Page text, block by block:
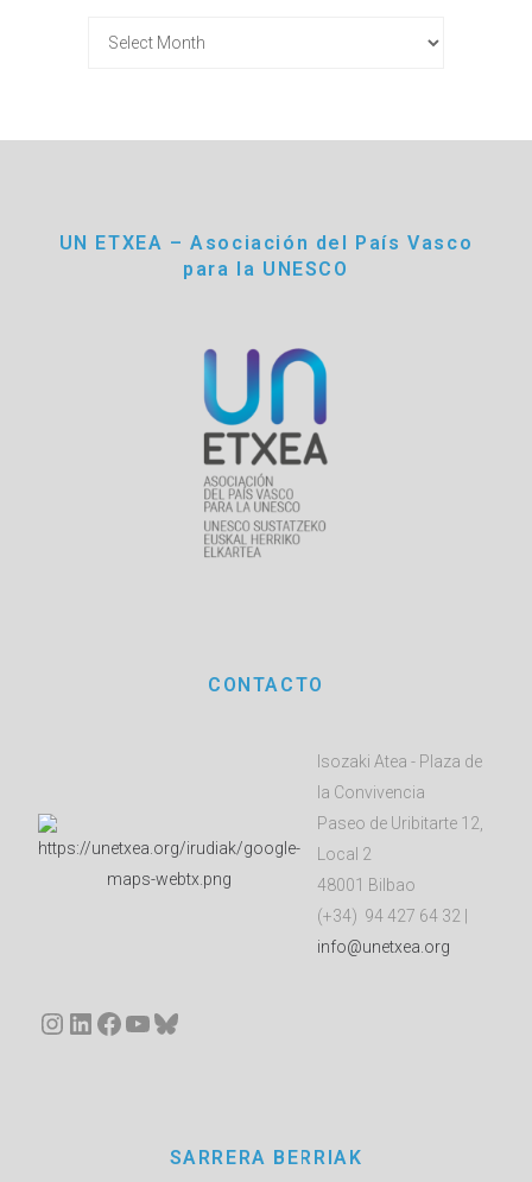
Fitxategiak
UN ETXEA – Asociación del País Vasco
para la UNESCO
CONTACTO
Isozaki Atea - Plaza de
la Convivencia
Paseo de Uribitarte 12,
Local 2
48001 Bilbao
(+34) 94 427 64 32 |
info@unetxea.org
Instagram
LinkedIn
Facebook
YouTube
Bluesky
SARRERA BERRIAK